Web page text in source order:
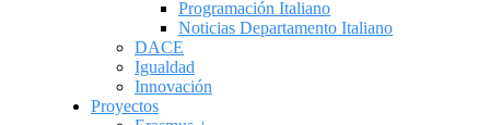
Programación Italiano
Noticias Departamento Italiano
DACE
Igualdad
Innovación
Proyectos